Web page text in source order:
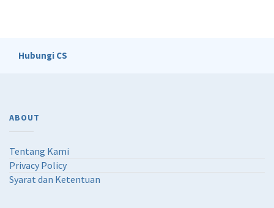
Hubungi CS
ABOUT
Tentang Kami
Privacy Policy
Syarat dan Ketentuan